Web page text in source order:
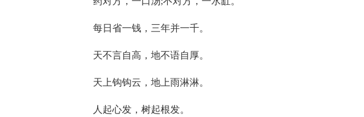
每日省一钱，三年并一千。
天不言自高，地不语自厚。
天上钩钩云，地上雨淋淋。
人起心发，树起根发。